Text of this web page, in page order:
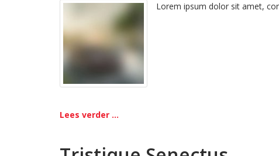
Lorem ipsum dolor sit amet,
Lees verder ...